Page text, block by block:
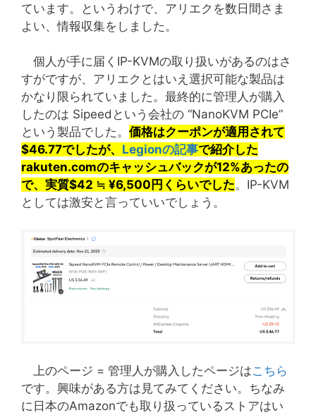
ています。というわけで、アリエクを数日間さま
よい、情報収集をしました。
個人が手に届くIP-KVMの取り扱いがあるのはさ
すがですが、アリエクとはいえ選択可能な製品は
かなり限られていました。最終的に管理人が購入
したのは Sipeedという会社の “NanoKVM PCIe”
という製品でした。 価格はクーポンが適用されて
$46.77でしたが、 Legionの記事で紹介した
rakuten.comのキャッシュバックが12%あったの
で、実質$42 ≒ ¥6,500円くらいでした。IP-KVM
としては激安と言っていいでしょう。
上のページ = 管理人が購入したページはこちら
です。興味がある方は見てみてください。ちなみ
に日本のAmazonでも取り扱っているストアはい